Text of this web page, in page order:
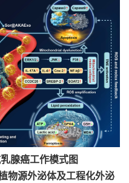
腺癌工作模式图
物源外泌体及工程化外泌